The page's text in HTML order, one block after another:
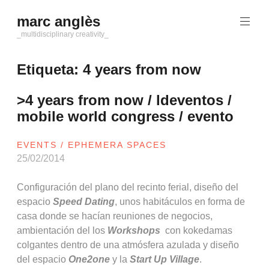
al
contenido
marc anglès
_multidisciplinary creativity_
Etiqueta:4 years from now
>4 years from now / ldeventos /
mobile world congress / evento
EVENTS / EPHEMERA SPACES
25/02/2014
Configuración del plano del recinto ferial, diseño del
espacioSpeed Dating, unos habitáculos en forma de
casa donde se hacían reuniones de negocios,
ambientación del los Workshops con kokedamas
colgantes dentro de una atmósfera azulada y diseño
del espacio One2one y laStart Up Village.